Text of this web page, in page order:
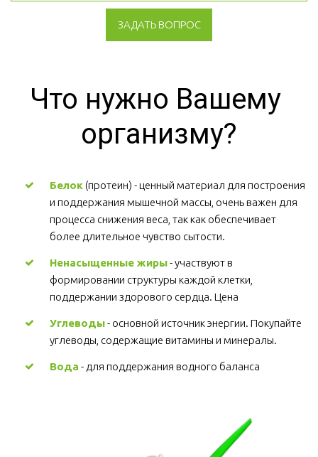
ЗАДАТЬ ВОПРОС
Что нужно Вашему
организму?
Белок (протеин) - ценный материал для построения
и поддержания мышечной массы, очень важен для
процесса снижения веса, так как обеспечивает
более длительное чувство сытости.
Ненасыщенные жиры - участвуют в
формировании структуры каждой клетки,
поддержании здорового сердца. Цена
Углеводы - основной источник энергии. Покупайте
углеводы, содержащие витамины и минералы.
Вода - для поддержания водного баланса